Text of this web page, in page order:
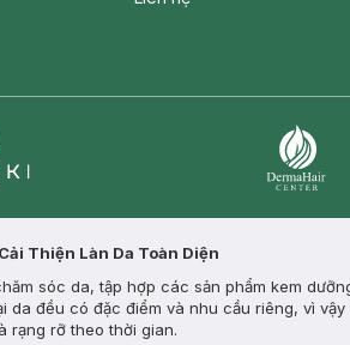
Thiện Làn Da Toàn Diện
sóc da, tập hợp các sản phẩm kem
da đều có đặc điểm và nhu cầu riêng, vì
rạng rỡ theo thời gian.